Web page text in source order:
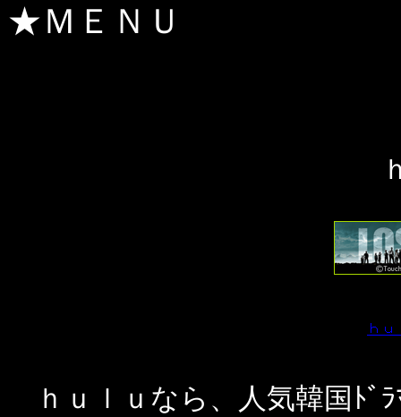
★ＭＥＮＵ
ｈｕｌｕなら、人気韓国ﾄﾞ